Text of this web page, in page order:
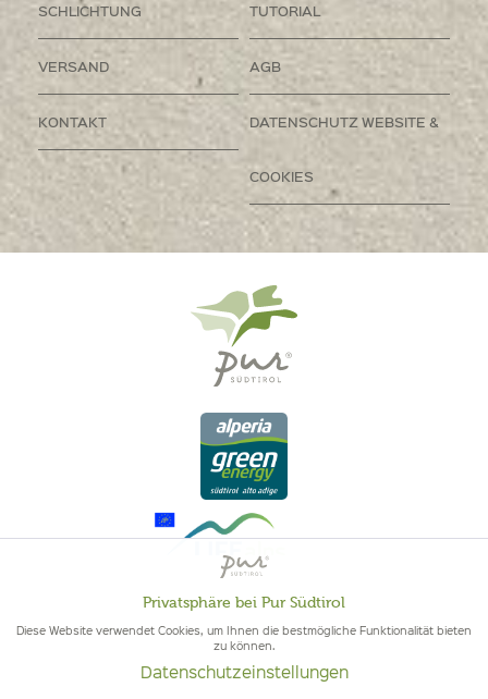
SCHLICHTUNG TUTORIAL
VERSAND AGB
KONTAKT DATENSCHUTZ WEBSITE &
COOKIES
QUALITÄT AUS SÜDTIROL - SÜDTIROLER HERKUNFT & GEPRÜFTE
QUALITÄT
Aktiv
Inaktiv
Privatsphäre bei Pur Südtirol
Diese Website verwendet Cookies, um Ihnen die bestmögliche Funktionalität bieten
zu können.
Datenschutzeinstellungen